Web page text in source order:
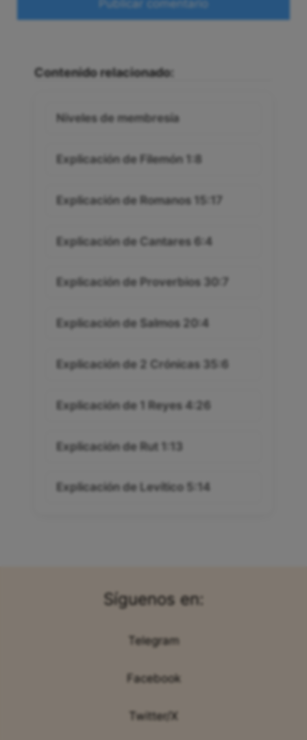
Contenido relacionado:
Niveles de membresía
Explicación de Filemón 1:8
Explicación de Romanos 15:17
Explicación de Cantares 6:4
Explicación de Proverbios 30:7
Explicación de Salmos 20:4
Explicación de 2 Crónicas 35:6
Explicación de 1 Reyes 4:26
Explicación de Rut 1:13
Explicación de Levítico 5:14
Síguenos en:
Telegram
Facebook
Twitter/X